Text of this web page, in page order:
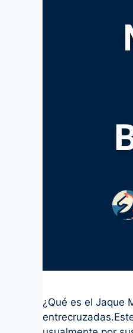
¿Qué es el Jaque